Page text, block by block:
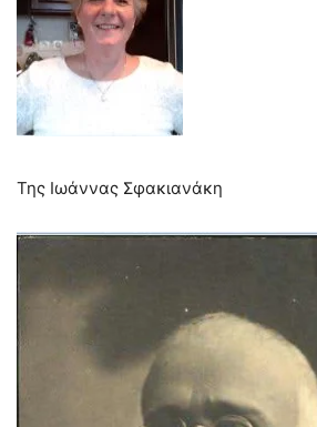
Της Ιωάννας Σφακιανάκη